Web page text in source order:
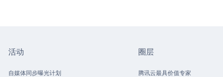
活动
自媒体同步曝光计划
圈层
腾讯云最具价值专家